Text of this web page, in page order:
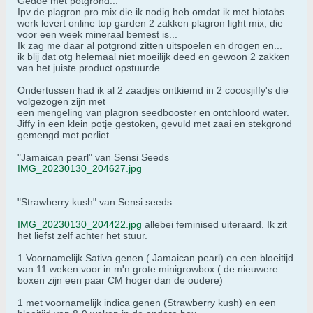
Ipv de plagron pro mix die ik nodig heb omdat ik met biotabs
werk levert online top garden 2 zakken plagron light mix, die
voor een week mineraal bemest is...
Ik zag me daar al potgrond zitten uitspoelen en drogen en...
ik blij dat otg helemaal niet moeilijk deed en gewoon 2 zakken
van het juiste product opstuurde.
Ondertussen had ik al 2 zaadjes ontkiemd in 2 cocosjiffy's die
volgezogen zijn met
een mengeling van plagron seedbooster en ontchloord water.
Jiffy in een klein potje gestoken, gevuld met zaai en stekgrond
gemengd met perliet.
"Jamaican pearl" van Sensi Seeds
IMG_20230130_204627.jpg
"Strawberry kush" van Sensi seeds
IMG_20230130_204422.jpg allebei feminised uiteraard. Ik zit
het liefst zelf achter het stuur.
1 Voornamelijk Sativa genen ( Jamaican pearl) en een bloeitijd
van 11 weken voor in m'n grote minigrowbox ( de nieuwere
boxen zijn een paar CM hoger dan de oudere)
1 met voornamelijk indica genen (Strawberry kush) en een